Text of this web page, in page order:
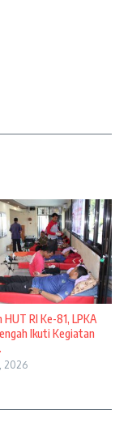
HUT RI Ke-81, LPKA
Ikuti Kegiatan
2026